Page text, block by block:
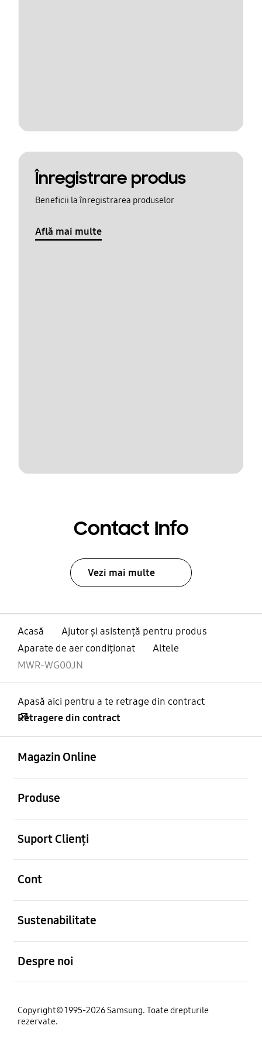
Înregistrare produs
Beneficii la înregistrarea produselor
Află mai multe
Contact Info
Vezi mai multe
Acasă
Ajutor și asistență pentru produs
Aparate de aer condiţionat
Altele
MWR-WG00JN
Apasă aici pentru a te retrage din contract
Retragere din contract
Magazin Online
Produse
Suport Clienți
Cont
Sustenabilitate
Despre noi
Copyright© 1995-2026 Samsung. Toate drepturile
rezervate.